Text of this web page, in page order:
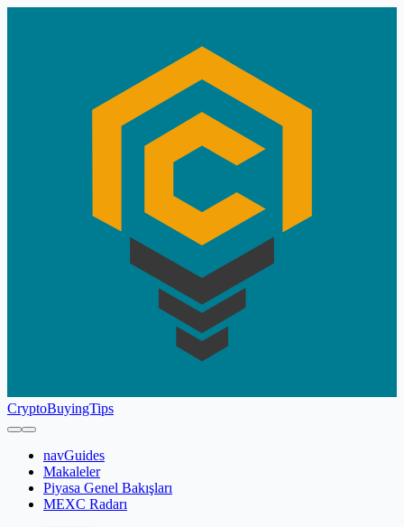
CryptoBuyingTips
navGuides
Makaleler
Piyasa Genel Bakışları
MEXC Radarı